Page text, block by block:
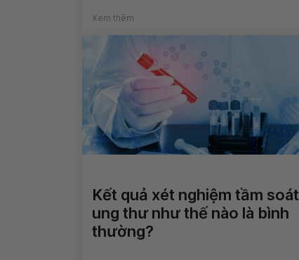
Xem thêm
Kết quả xét nghiệm tầm soát
ung thư như thế nào là bình
thường?